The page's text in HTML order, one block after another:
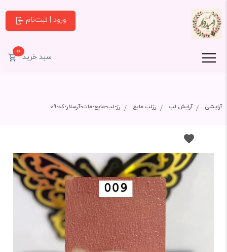
ورود | ثبت‌نام
سبد خرید0
آرایشی آرایش لب رژلب مایع رژ-لب-مایع-مات-آرسلار-کد-09